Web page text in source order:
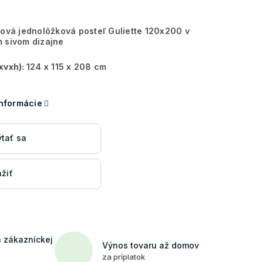
jednolôžková posteľ Guliette 120x200 v
sivom dizajne
124 x 115 x 208 cm
sa
zákazníckej
Výnos tovaru až domov
za príplatok